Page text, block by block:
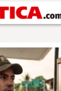
principal